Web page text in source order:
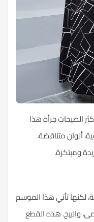
الصيحات جرأة هذا
ألوان متناقضة،
ومبتكرة.
لكنها تأتي هذا الموسم
والبيج. هذه القطع